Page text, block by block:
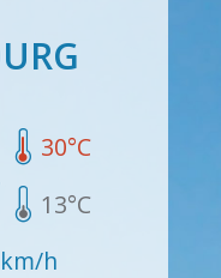
30°C
13°C
km/h